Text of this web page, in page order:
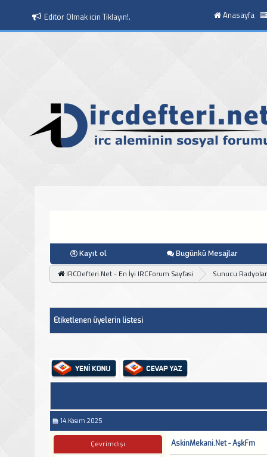
Editör Olmak icin Tıklayın!. Anasayfa
Kayıt ol Bugünkü Mesajlar
IRCDefteri.Net - En İyi IRCForum Sayfasi Sunucu
Etiketlenen üyelerin listesi
14.Kasım.2025
Çevrimdışı AskinMekani.Net - AşkFm